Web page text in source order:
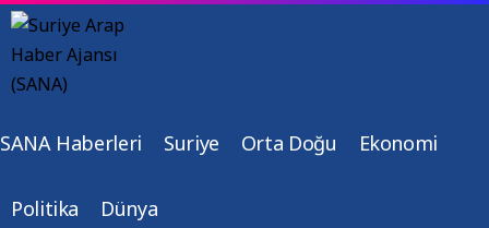
SANA Haberleri Suriye Orta Doğu Ekonomi
Politika Dünya